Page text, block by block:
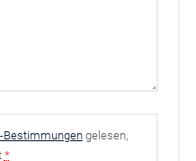
Bestimmungengelesen,
*